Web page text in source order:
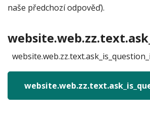
naše předchozí odpověď).